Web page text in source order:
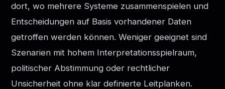
dort, wo mehrere Systeme zusammenspielen und
Entscheidungen auf Basis vorhandener Daten
getroffen werden können. Weniger geeignet sind
Szenarien mit hohem Interpretationsspielraum,
politischer Abstimmung oder rechtlicher
Unsicherheit ohne klar definierte Leitplanken.